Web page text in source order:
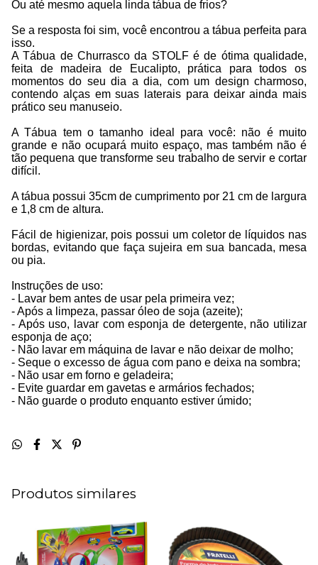
Ou até mesmo aquela linda tábua de frios?
Se a resposta foi sim, você encontrou a tábua perfeita para
isso.
A Tábua de Churrasco da STOLF é de ótima qualidade,
feita de madeira de Eucalipto, prática para todos os
momentos do seu dia a dia, com um design charmoso,
contendo alças em suas laterais para deixar ainda mais
prático seu manuseio.
A Tábua tem o tamanho ideal para você: não é muito
grande e não ocupará muito espaço, mas também não é
tão pequena que transforme seu trabalho de servir e cortar
difícil.
A tábua possui 35cm de cumprimento por 21 cm de largura
e 1,8 cm de altura.
Fácil de higienizar, pois possui um coletor de líquidos nas
bordas, evitando que faça sujeira em sua bancada, mesa
ou pia.
Instruções de uso:
- Lavar bem antes de usar pela primeira vez;
- Após a limpeza, passar óleo de soja (azeite);
- Após uso, lavar com esponja de detergente, não utilizar
esponja de aço;
- Não lavar em máquina de lavar e não deixar de molho;
- Seque o excesso de água com pano e deixa na sombra;
- Não usar em forno e geladeira;
- Evite guardar em gavetas e armários fechados;
- Não guarde o produto enquanto estiver úmido;
Produtos similares